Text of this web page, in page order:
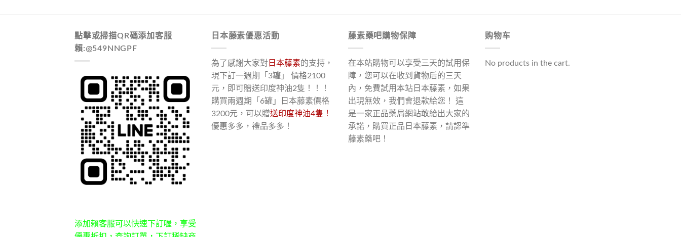
點擊或掃描QR碼添加客服
賴:@549NNGPF
添加賴客服可以快速下訂喔，享受
日本藤素優惠活動
為了感謝大家對 日本藤素的支持，
現下訂一週期「3罐」 價格2100
元，即可贈送印度神油2隻！！！
購買兩週期「6罐」日本藤素價格
3200元，可以贈送印度神油4隻！
優惠多多，禮品多多！
藤素藥吧購物保障
在本站購物可以享受三天的試用保
障，您可以在收到貨物后的三天
內，免費試用本站日本藤素，如果
出現無效，我們會退款給您！ 這
是一家正品藥局網站敢給出大家的
承諾，購買正品日本藤素，請認準
藤素藥吧！
购物车
No products in the cart.